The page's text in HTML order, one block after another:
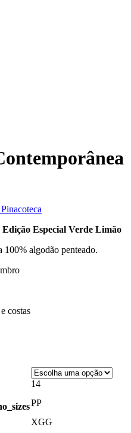
Especial Verde Limão
100% algodão penteado.
costas
14
PP
XGG